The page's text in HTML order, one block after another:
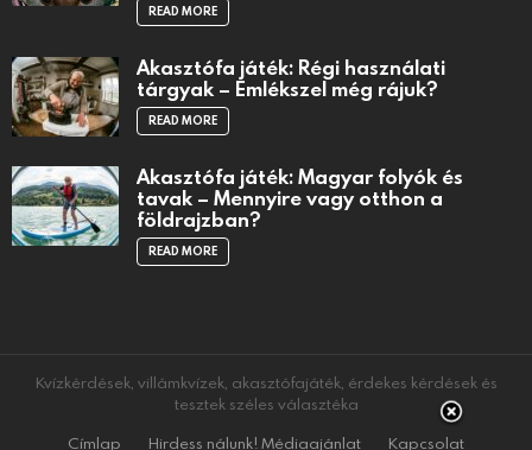
READ MORE
Akasztófa játék: Régi használati
tárgyak – Emlékszel még rájuk?
READ MORE
Akasztófa játék: Magyar folyók és
tavak – Mennyire vagy otthon a
földrajzban?
READ MORE
Kvízkérdések, villámkvízek, akasztófajáték, érdekes kérdések és
tesztek széles választéka
Címlap
Hirdess nálunk! Médiaajánlat Kapcsolat